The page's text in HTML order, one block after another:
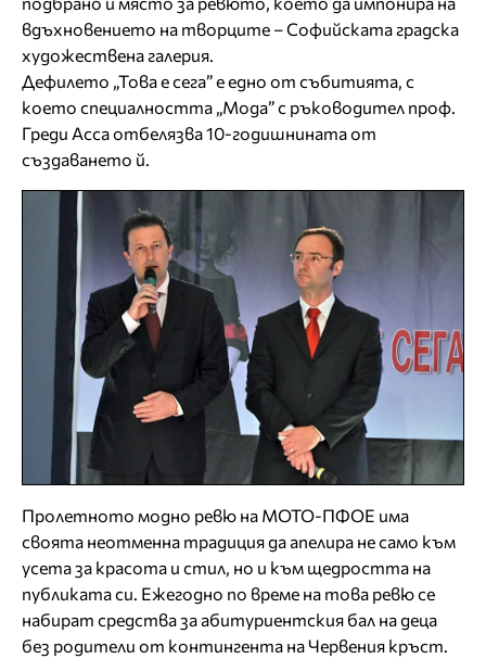
вдъхновението на творците – Софийската градска
художествена галерия.
Дефилето „Това е сега” е едно от събитията, с
което специалността „Мода” с ръководител проф.
Греди Асса отбелязва 10-годишнината от
създаването й.
Пролетното модно ревю на МОТО-ПФОЕ има
своята неотменна традиция да апелира не само към
усета за красота и стил, но и към щедростта на
публиката си. Ежегодно по време на това ревю се
набират средства за абитуриентския бал на деца
без родители от контингента на Червения кръст.